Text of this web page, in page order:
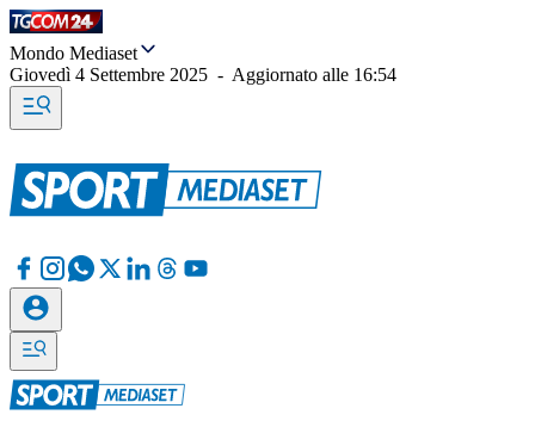
Mondo Mediaset
Giovedì 4 Settembre 2025 - Aggiornato alle 16:54